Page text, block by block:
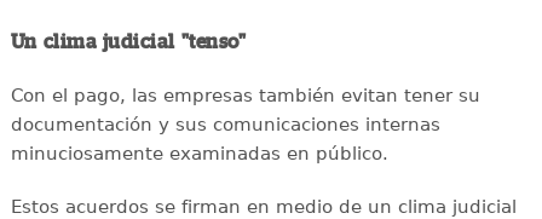
Un clima judicial "tenso"
Con el pago, las empresas también evitan tener su
documentación y sus comunicaciones internas
minuciosamente examinadas en público.
Estos acuerdos se firman en medio de un clima judicial